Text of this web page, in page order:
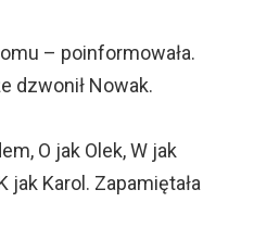
– poinformowała.
dzwonił Nowak.
O jak Olek, W jak
jak Karol. Zapamiętała